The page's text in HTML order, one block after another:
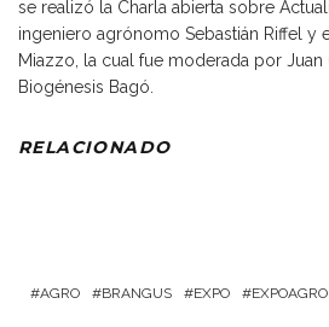
se realizó la Charla abierta sobre
ingeniero agrónomo Sebastián Riffel y
Miazzo, la cual fue moderada por
Biogénesis Bagó.
RELACIONADO
AGRO BRANGUS EXPO EXPOAGRO